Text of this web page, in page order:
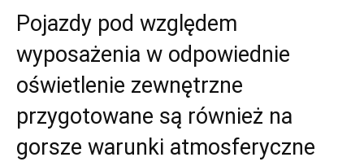
Pojazdy pod względem
wyposażenia w odpowiednie
oświetlenie zewnętrzne
przygotowane są również na
gorsze warunki atmosferyczne